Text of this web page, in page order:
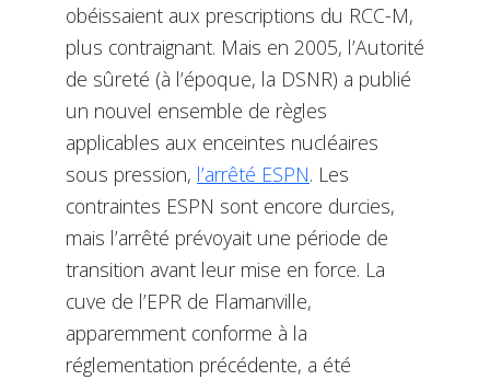
obéissaient aux prescriptions du RCC-M,
plus contraignant. Mais en 2005, l’Autorité
de sûreté (à l’époque, la DSNR) a publié
un nouvel ensemble de règles
applicables aux enceintes nucléaires
sous pression, l’arrêté ESPN. Les
contraintes ESPN sont encore durcies,
mais l’arrêté prévoyait une période de
transition avant leur mise en force. La
cuve de l’EPR de Flamanville,
apparemment conforme à la
réglementation précédente, a été